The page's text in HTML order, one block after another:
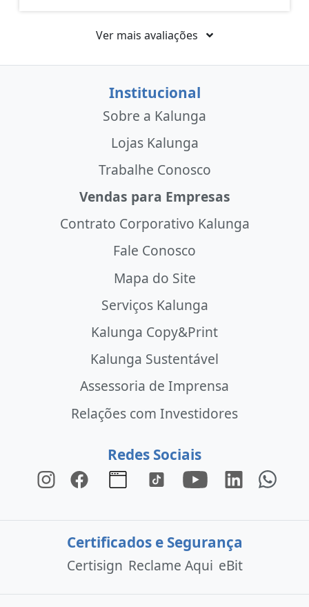
Ver mais avaliações
Institucional
Sobre a Kalunga
Lojas Kalunga
Trabalhe Conosco
Vendas para Empresas
Contrato Corporativo Kalunga
Fale Conosco
Mapa do Site
Serviços Kalunga
Kalunga Copy&Print
Kalunga Sustentável
Assessoria de Imprensa
Relações com Investidores
Redes Sociais
Certificados e Segurança
Certisign Reclame Aqui eBit